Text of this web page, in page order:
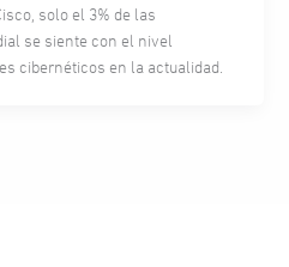
solo el 3% de las
se siente con el nivel
cibernéticos en la actualidad.